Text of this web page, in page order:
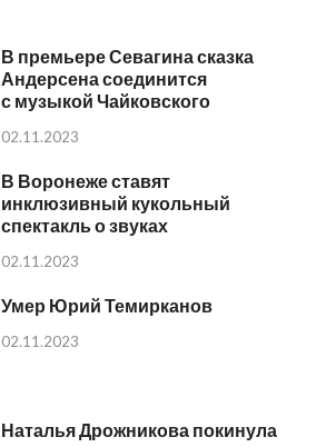
В премьере Севагина сказка
Андерсена соединится
с музыкой Чайковского
02.11.2023
В Воронеже ставят
инклюзивный кукольный
спектакль о звуках
02.11.2023
Умер Юрий Темирканов
02.11.2023
Наталья Дрожникова покинула